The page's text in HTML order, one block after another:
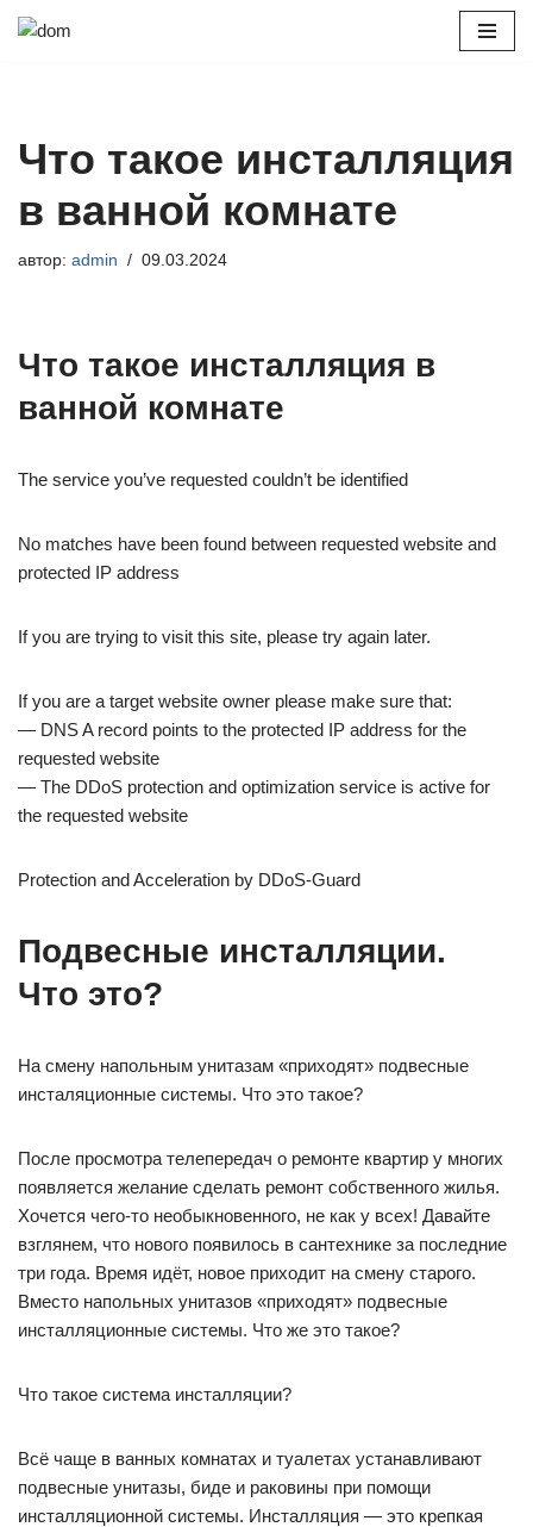
Что такое инсталляция
в ванной комнате
автор: admin 09.03.2024
Что такое инсталляция в
ванной комнате
The service you’ve requested couldn’t be identified
No matches have been found between requested website and
protected IP address
If you are trying to visit this site, please try again later.
If you are a target website owner please make sure that:
— DNS A record points to the protected IP address for the
requested website
— The DDoS protection and optimization service is active for
the requested website
Protection and Acceleration by DDoS-Guard
Подвесные инсталляции.
Что это?
На смену напольным унитазам «приходят» подвесные
инсталяционные системы. Что это такое?
После просмотра телепередач о ремонте квартир у многих
появляется желание сделать ремонт собственного жилья.
Хочется чего-то необыкновенного, не как у всех! Давайте
взглянем, что нового появилось в сантехнике за последние
три года. Время идёт, новое приходит на смену старого.
Вместо напольных унитазов «приходят» подвесные
инсталляционные системы. Что же это такое?
Что такое система инсталляции?
Всё чаще в ванных комнатах и туалетах устанавливают
подвесные унитазы, биде и раковины при помощи
инсталляционной системы. Инсталляция — это крепкая